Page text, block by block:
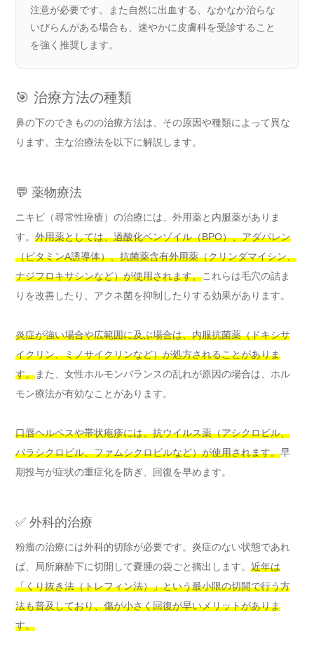
注意が必要です。また自然に出血する、なかなか治らな
いびらんがある場合も、速やかに皮膚科を受診すること
を強く推奨します。
🎯 治療方法の種類
鼻の下のできものの治療方法は、その原因や種類によって異な
ります。主な治療法を以下に解説します。
💬 薬物療法
ニキビ（尋常性痤瘡）の治療には、外用薬と内服薬がありま
す。 外用薬としては、過酸化ベンゾイル（BPO）、アダパレン
（ビタミンA誘導体）、抗菌薬含有外用薬（クリンダマイシン、
ナジフロキサシンなど）が使用されます。これらは毛穴の詰ま
りを改善したり、アクネ菌を抑制したりする効果があります。
炎症が強い場合や広範囲に及ぶ場合は、内服抗菌薬（ドキシサ
イクリン、ミノサイクリンなど）が処方されることがありま
す。また、女性ホルモンバランスの乱れが原因の場合は、ホル
モン療法が有効なことがあります。
口唇ヘルペスや帯状疱疹には、抗ウイルス薬（アシクロビル、
バラシクロビル、ファムシクロビルなど）が使用されます。早
期投与が症状の重症化を防ぎ、回復を早めます。
✅ 外科的治療
粉瘤の治療には外科的切除が必要です。炎症のない状態であれ
ば、局所麻酔下に切開して嚢腫の袋ごと摘出します。 近年は
「くり抜き法（トレフィン法）」という最小限の切開で行う方
法も普及しており、傷が小さく回復が早いメリットがありま
す。